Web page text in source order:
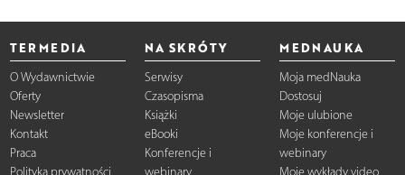
TERMEDIA
O Wydawnictwie
Oferty
Newsletter
Kontakt
Praca
Polityka prywatności
NA SKRÓTY
Serwisy
Czasopisma
Książki
eBooki
Konferencje i
webinary
MEDNAUKA
Moja medNauka
Dostosuj
Moje ulubione
Moje konferencje i
webinary
Moje wykłady video